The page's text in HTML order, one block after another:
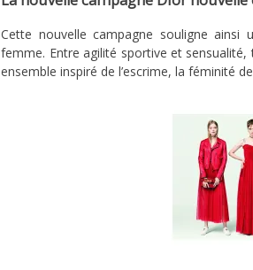
Cette nouvelle campagne souligne
femme. Entre agilité sportive et
ensemble inspiré de l’escrime, la féminité